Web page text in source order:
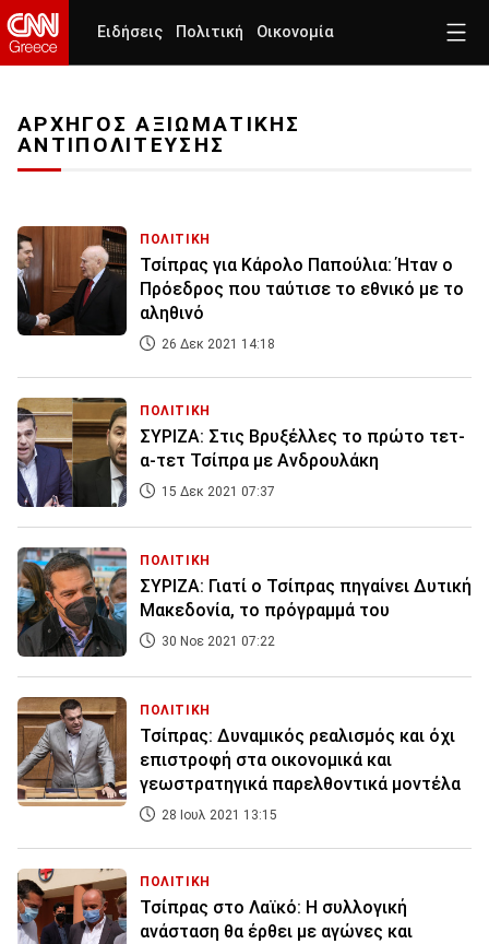
Ειδήσεις Πολιτική Οικονομία
ΑΡΧΗΓΟΣ ΑΞΙΩΜΑΤΙΚΗΣ
ΑΝΤΙΠΟΛΙΤΕΥΣΗΣ
ΠΟΛΙΤΙΚΗ
Τσίπρας για Κάρολο Παπούλια: Ήταν ο
Πρόεδρος που ταύτισε το εθνικό με το
αληθινό
26 Δεκ 2021 14:18
ΠΟΛΙΤΙΚΗ
ΣΥΡΙΖΑ: Στις Βρυξέλλες το πρώτο τετ-
α-τετ Τσίπρα με Ανδρουλάκη
15 Δεκ 2021 07:37
ΠΟΛΙΤΙΚΗ
ΣΥΡΙΖΑ: Γιατί ο Τσίπρας πηγαίνει Δυτική
Μακεδονία, το πρόγραμμά του
30 Νοε 2021 07:22
ΠΟΛΙΤΙΚΗ
Τσίπρας: Δυναμικός ρεαλισμός και όχι
επιστροφή στα οικονομικά και
γεωστρατηγικά παρελθοντικά μοντέλα
28 Ιουλ 2021 13:15
ΠΟΛΙΤΙΚΗ
Τσίπρας στο Λαϊκό: Η συλλογική
ανάσταση θα έρθει με αγώνες και